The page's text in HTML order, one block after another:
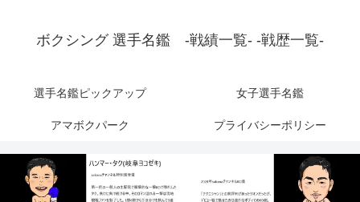
ボクシング 選手名鑑 -戦績一覧- -戦歴一覧-
選手名鑑ピックアップ 女子選手名鑑
アマボクパーク プライバシーポリシー